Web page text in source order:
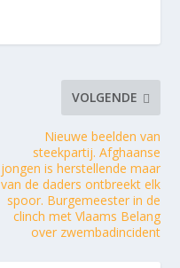
VOLGENDE
Nieuwe beelden van
steekpartij. Afghaanse
jongen is herstellende maar
van de daders ontbreekt elk
spoor. Burgemeester in de
clinch met Vlaams Belang
over zwembadincident